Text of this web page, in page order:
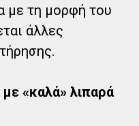
με τη μορφή του
άλλες
«καλά» λιπαρά